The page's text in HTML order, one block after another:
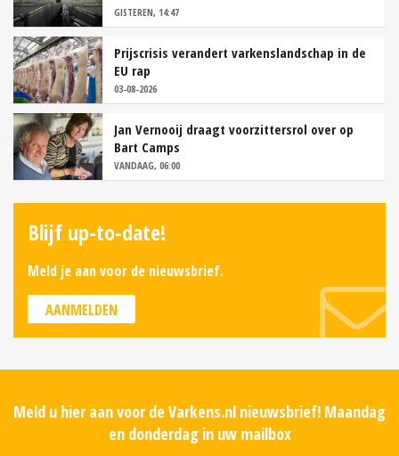
GISTEREN, 14:47
Prijscrisis verandert varkenslandschap in de
EU rap
03-08-2026
Jan Vernooij draagt voorzittersrol over op
Bart Camps
VANDAAG, 06:00
Blijf up-to-date!
Meld je aan voor de nieuwsbrief.
AANMELDEN
Meld u hier aan voor de Varkens.nl nieuwsbrief! Maandag
en donderdag in uw mailbox